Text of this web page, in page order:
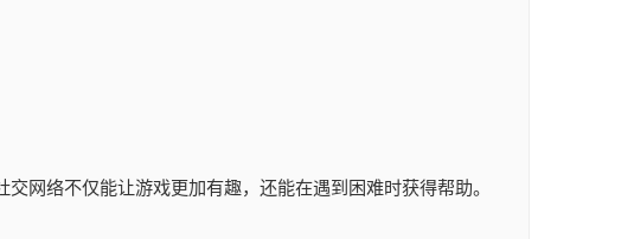
网络不仅能让游戏更加有趣，还能在遇到困难时获得帮助。